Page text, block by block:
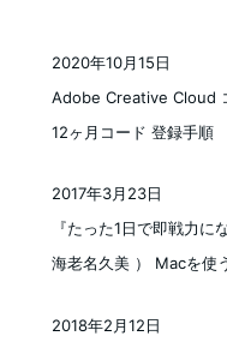
Adobe Creative Cloud
12ヶ月コード 登録手順
2020年10月15日
『たった1日で即戦力に
海老名久美 ） Macを使
2017年3月23日
2018年2月12日